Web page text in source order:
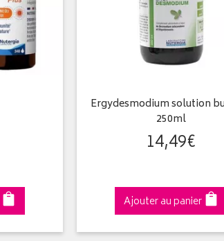
Ergydesmodium solution
250ml
14,49€
Ajouter au panier